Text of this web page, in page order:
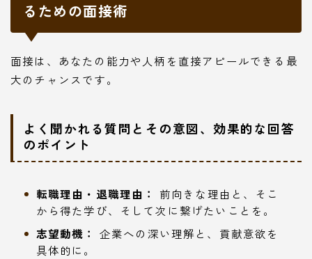
るための面接術
面接は、あなたの能力や人柄を直接アピールできる最
大のチャンスです。
よく聞かれる質問とその意図、効果的な回答
のポイント
転職理由・退職理由：
前向きな理由と、そこ
から得た学び、そして次に繋げたいことを。
志望動機：
企業への深い理解と、貢献意欲を
具体的に。